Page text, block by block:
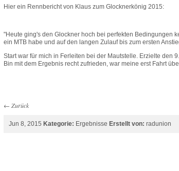
Hier ein Rennbericht von Klaus zum Glocknerkönig 2015:
"Heute ging's den Glockner hoch bei perfekten Bedingungen
ein MTB habe und auf den langen Zulauf bis zum ersten
Start war für mich in Ferleiten bei der Mautstelle. Erzielte den
Bin mit dem Ergebnis recht zufrieden, war meine erst Fahrt
← Zurück
Jun 8, 2015 Kategorie: Ergebnisse Erstellt von: radunion